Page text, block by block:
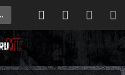
(ПКТ)